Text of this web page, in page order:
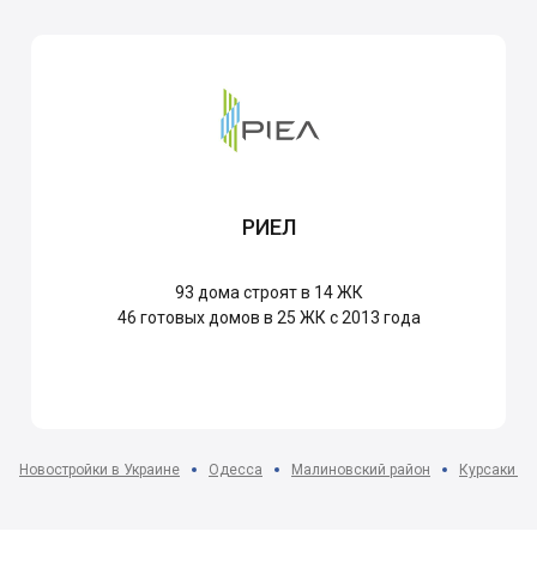
РИЕЛ
93 дома строят в 14 ЖК
46 готовых домов в 25 ЖК с 2013 года
Новостройки в Украине Одесса Малиновский район Курсаки